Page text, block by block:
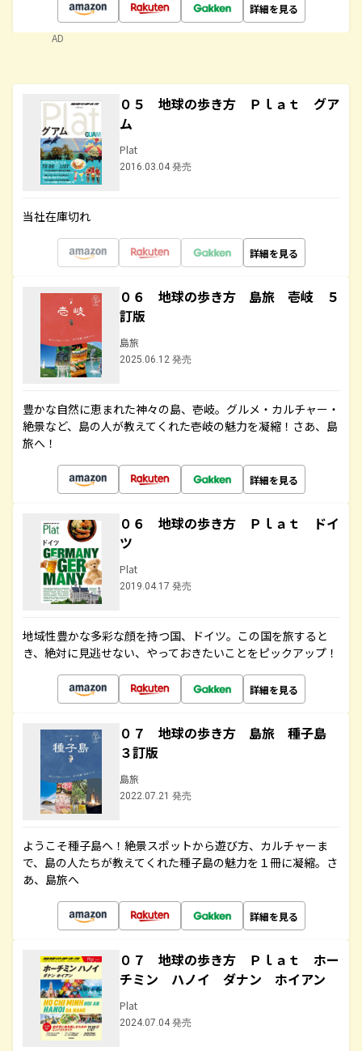
詳細を見る
AD
０５ 地球の歩き方 Ｐｌａｔ グア
ム
Plat
2016.03.04 発売
当社在庫切れ
詳細を見る
０６ 地球の歩き方 島旅 壱岐 ５
訂版
島旅
2025.06.12 発売
豊かな自然に恵まれた神々の島、壱岐。グルメ・カルチャー・
絶景など、島の人が教えてくれた壱岐の魅力を凝縮！さあ、島
旅へ！
詳細を見る
０６ 地球の歩き方 Ｐｌａｔ ドイ
ツ
Plat
2019.04.17 発売
地域性豊かな多彩な顔を持つ国、ドイツ。この国を旅すると
き、絶対に見逃せない、やっておきたいことをピックアップ！
詳細を見る
０７ 地球の歩き方 島旅 種子島
３訂版
島旅
2022.07.21 発売
ようこそ種子島へ！絶景スポットから遊び方、カルチャーま
で、島の人たちが教えてくれた種子島の魅力を１冊に凝縮。さ
あ、島旅へ
詳細を見る
０７ 地球の歩き方 Ｐｌａｔ ホー
チミン ハノイ ダナン ホイアン
Plat
2024.07.04 発売